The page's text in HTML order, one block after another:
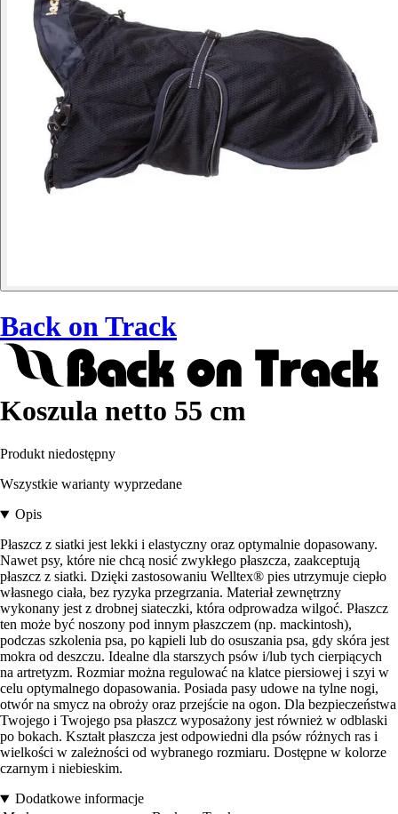
Back on Track
Koszula netto 55 cm
Produkt niedostępny
Wszystkie warianty wyprzedane
Opis
Płaszcz z siatki jest lekki i elastyczny oraz optymalnie dopasowany.
Nawet psy, które nie chcą nosić zwykłego płaszcza, zaakceptują
płaszcz z siatki. Dzięki zastosowaniu Welltex® pies utrzymuje ciepło
własnego ciała, bez ryzyka przegrzania. Materiał zewnętrzny
wykonany jest z drobnej siateczki, która odprowadza wilgoć. Płaszcz
ten może być noszony pod innym płaszczem (np. mackintosh),
podczas szkolenia psa, po kąpieli lub do osuszania psa, gdy skóra jest
mokra od deszczu. Idealne dla starszych psów i/lub tych cierpiących
na artretyzm. Rozmiar można regulować na klatce piersiowej i szyi w
celu optymalnego dopasowania. Posiada pasy udowe na tylne nogi,
otwór na smycz na obroży oraz przejście na ogon. Dla bezpieczeństwa
Twojego i Twojego psa płaszcz wyposażony jest również w odblaski
po bokach. Kształt płaszcza jest odpowiedni dla psów różnych ras i
wielkości w zależności od wybranego rozmiaru. Dostępne w kolorze
czarnym i niebieskim.
Dodatkowe informacje